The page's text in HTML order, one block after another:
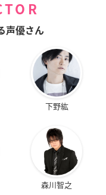
声優さん
下野紘
森川智之